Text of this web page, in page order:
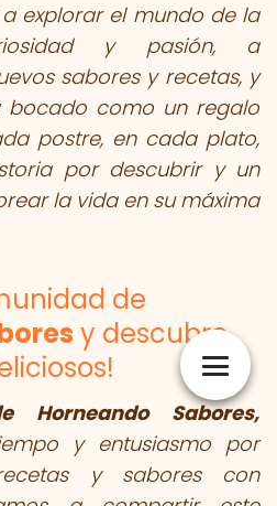
explorar el mundo de la
y pasión, a
sabores y recetas, y
como un regalo
postre, en cada plato,
por descubrir y un
la vida en su máxima
de
y descubre
Horneando Sabores,
y entusiasmo por
y sabores con